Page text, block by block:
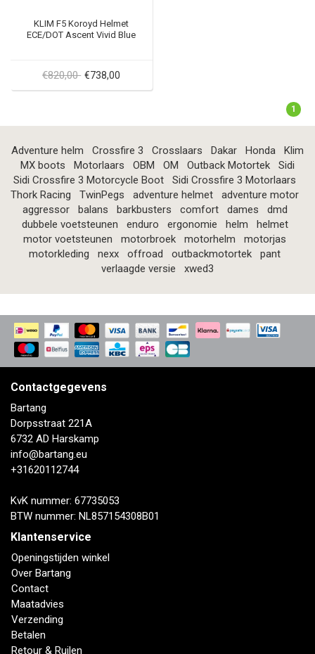
KLIM F5 Koroyd Helmet
ECE/DOT Ascent Vivid Blue
€820,00 €738,00
1
Adventure helm Crossfire 3 Crosslaars Dakar Honda
Klim
MX boots
Motorlaars OBM OM Outback Motortek
Sidi
Sidi Crossfire 3 Motorcycle Boot
Sidi Crossfire 3 Motorlaars
Thork Racing
TwinPegs adventure helmet
adventure motor
aggressor
balans barkbusters comfort dames
dmd
dubbele voetsteunen
enduro ergonomie helm
helmet
motor voetsteunen
motorbroek motorhelm
motorjas
motorkleding
nexx offroad outbackmotortek
pant
verlaagde versie
xwed3
Contactgegevens
Bartang
Dorpsstraat 221A
6732 AD Harskamp
info@bartang.eu
+31620112744
KvK nummer: 67735053
BTW nummer: NL857154308B01
Klantenservice
Openingstijden winkel
Over Bartang
Contact
Maatadvies
Verzending
Betalen
Retour & Ruilen